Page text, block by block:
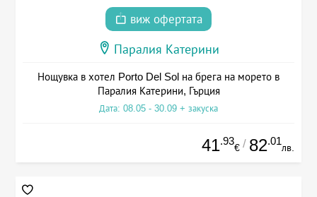
виж офертата
Паралия Катерини
Нощувка в хотел Porto Del Sol на брега на морето в
Паралия Катерини, Гърция
Дата: 08.05 - 30.09 + закуска
41.93
€ / 82.01
лв.